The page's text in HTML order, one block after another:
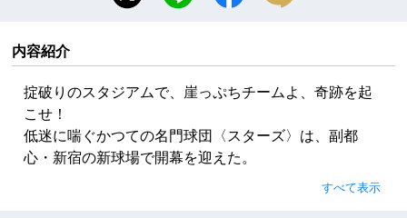
内容紹介
掟破りのスタジアムで、崖っぷちチームよ、奇跡を起
こせ！
低迷に喘ぐかつての名門球団〈スターズ〉は、副都
心・新宿の新球場で開幕を迎えた。
そびえ立つ高層ビルと一体化した異形のスタジアム
は、観客増を目論むメジャーリーグ好きオーナーのア
すべて表示